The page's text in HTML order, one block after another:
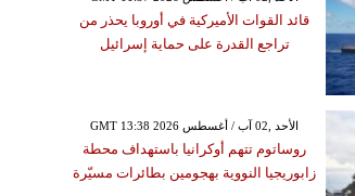
قائد القوات الأميركية في أوروبا يحذر من
تراجع القدرة على حماية إسرائيل
GMT 13:38 2026 الأحد ,02 آب / أغسطس
روساتوم تتهم أوكرانيا باستهداف محطة
زابوريجيا النووية بهجومين بطائرات مسيّرة